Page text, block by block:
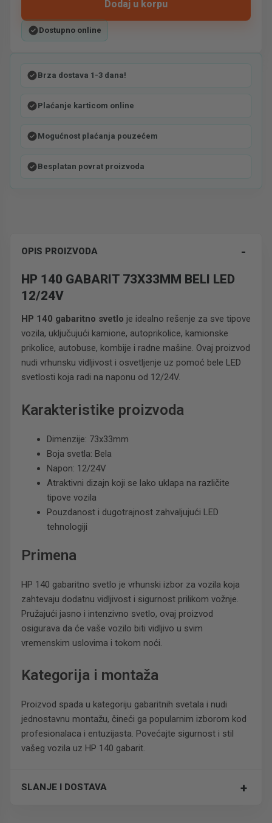
Dodaj u korpu
Dostupno online
Brza dostava 1-3 dana!
Plaćanje karticom online
Mogućnost plaćanja pouzećem
Besplatan povrat proizvoda
OPIS PROIZVODA
HP 140 GABARIT 73X33MM BELI LED
12/24V
HP 140 gabaritno svetlo je idealno rešenje za sve tipove
vozila, uključujući kamione, autoprikolice, kamionske
prikolice, autobuse, kombije i radne mašine. Ovaj proizvod
nudi vrhunsku vidljivost i osvetljenje uz pomoć bele LED
svetlosti koja radi na naponu od 12/24V.
Karakteristike proizvoda
Dimenzije: 73x33mm
Boja svetla: Bela
Napon: 12/24V
Atraktivni dizajn koji se lako uklapa na različite
tipove vozila
Pouzdanost i dugotrajnost zahvaljujući LED
tehnologiji
Primena
HP 140 gabaritno svetlo je vrhunski izbor za vozila koja
zahtevaju dodatnu vidljivost i sigurnost prilikom vožnje.
Pružajući jasno i intenzivno svetlo, ovaj proizvod
osigurava da će vaše vozilo biti vidljivo u svim
vremenskim uslovima i tokom noći.
Kategorija i montaža
Proizvod spada u kategoriju gabaritnih svetala i nudi
jednostavnu montažu, čineći ga popularnim izborom kod
profesionalaca i entuzijasta. Povećajte sigurnost i stil
vašeg vozila uz HP 140 gabarit.
-
SLANJE I DOSTAVA +